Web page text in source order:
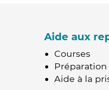
Aide aux
Courses
Préparation
Aide à la